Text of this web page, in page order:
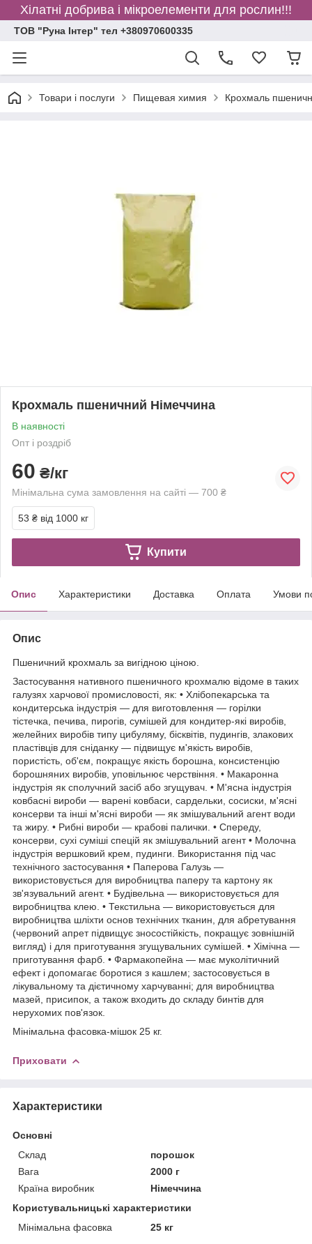
Хілатні добрива і мікроелементи для рослин!!!
ТОВ "Руна Інтер" тел +380970600335
Товари і послуги Пищевая химия Крохмаль
Крохмаль пшеничний Німеччина
В наявності
Опт і роздріб
60 ₴/кг
Мінімальна сума замовлення на сайті — 700 ₴
53 ₴ від 1000 кг
Купити
Опис Характеристики Доставка Оплата Умови
Опис
Пшеничний крохмаль за вигідною ціною.
Застосування нативного пшеничного крохмалю відоме в таких
галузях харчової промисловості, як: • Хлібопекарська та
кондитерська індустрія — для виготовлення — горілки
тістечка, печива, пирогів, сумішей для кондитер-які виробів,
желейних виробів типу цибуляму, бісквітів, пудингів, злакових
пластівців для сніданку — підвищує м'якість виробів,
пористість, об'єм, покращує якість борошна, консистенцію
борошняних виробів, уповільнює черствіння. • Макаронна
індустрія як сполучний засіб або згущувач. • М'ясна індустрія
ковбасні вироби — варені ковбаси, сардельки, сосиски, м'ясні
консерви та інші м'ясні вироби — як змішувальний агент води
та жиру. • Рибні вироби — крабові палички. • Спереду,
консерви, сухі суміші спецій як змішувальний агент • Молочна
індустрія вершковий крем, пудинги. Використання під час
технічного застосування • Паперова Галузь —
використовується для виробництва паперу та картону як
зв'язувальний агент. • Будівельна — використовується для
виробництва клею. • Текстильна — використовується для
виробництва шліхти основ технічних тканин, для абретування
(червоний апрет підвищує зносостійкість, покращує зовнішній
вигляд) і для приготування згущувальних сумішей. • Хімічна —
приготування фарб. • Фармакопейна — має муколітичний
ефект і допомагає боротися з кашлем; застосовується в
лікувальному та дієтичному харчуванні; для виробництва
мазей, присипок, а також входить до складу бинтів для
нерухомих пов'язок.
Мінімальна фасовка-мішок 25 кг.
Приховати
Характеристики
Основні
Склад
порошок
Вага
2000 г
Країна виробник
Німеччина
Користувальницькі характеристики
Мінімальна фасовка
25 кг